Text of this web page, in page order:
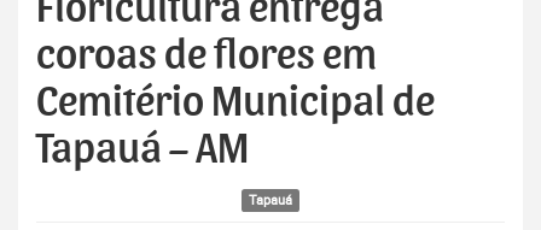
Floricultura entrega
coroas de flores em
Cemitério Municipal de
Tapauá – AM
Tapauá